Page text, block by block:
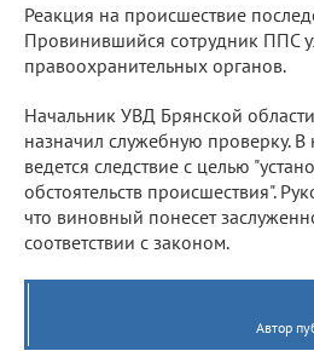
Реакция на происшествие
Провинившийся сотрудник ППС
правоохранительных органов.
Начальник УВД Брянской
назначил служебную проверку. В
ведется следствие с целью
обстоятельств происшествия".
что виновный понесет
соответствии с законом.
Автор